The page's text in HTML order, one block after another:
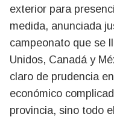
exterior para
medida, anunciada
campeonato que se
Unidos, Canadá y
claro de prudencia
económico
provincia, sino todo